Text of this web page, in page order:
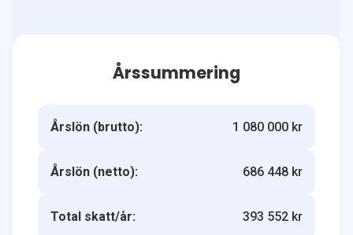
Årssummering
Årslön (brutto): 1 080 000 kr
Årslön (netto): 686 448 kr
Total skatt/år: 393 552 kr